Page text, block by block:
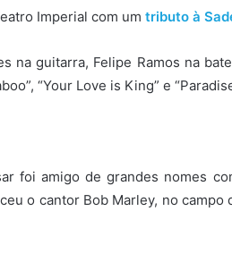
Imperial com um tributo à
na guitarra, Felipe Ramos na
“Your Love is King” e
foi amigo de grandes nomes
o cantor Bob Marley, no